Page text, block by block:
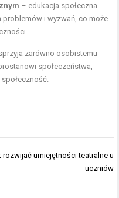
– edukacja społeczna
problemów i wyzwań, co może
zarówno osobistemu
społeczeństwa,
rozwijać umiejętności teatralne u
uczniów